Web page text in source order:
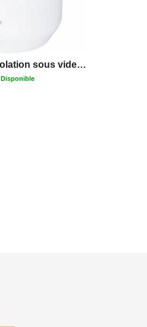
Gobelet avec isolation sous vide CamelBak Horizon Rocks de 300ml
Disponible